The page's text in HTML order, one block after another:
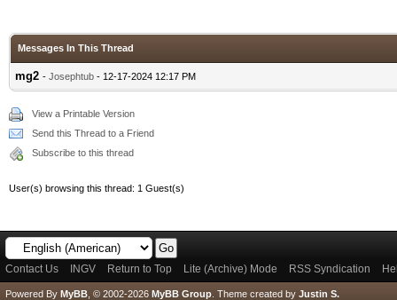
Messages In This Thread
mg2 - Josephtub - 12-17-2024 12:17 PM
View a Printable Version
Send this Thread to a Friend
Subscribe to this thread
User(s) browsing this thread: 1 Guest(s)
Contact Us INGV Return to Top Lite (Archive) Mode RSS Syndication
Powered By MyBB , © 2002-2026 MyBB Group Theme created by Justin S.